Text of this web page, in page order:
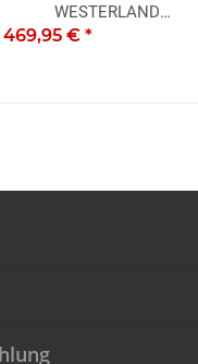
WESTERLAND
Dielenschrank in Pinie weiß
469,95 € *